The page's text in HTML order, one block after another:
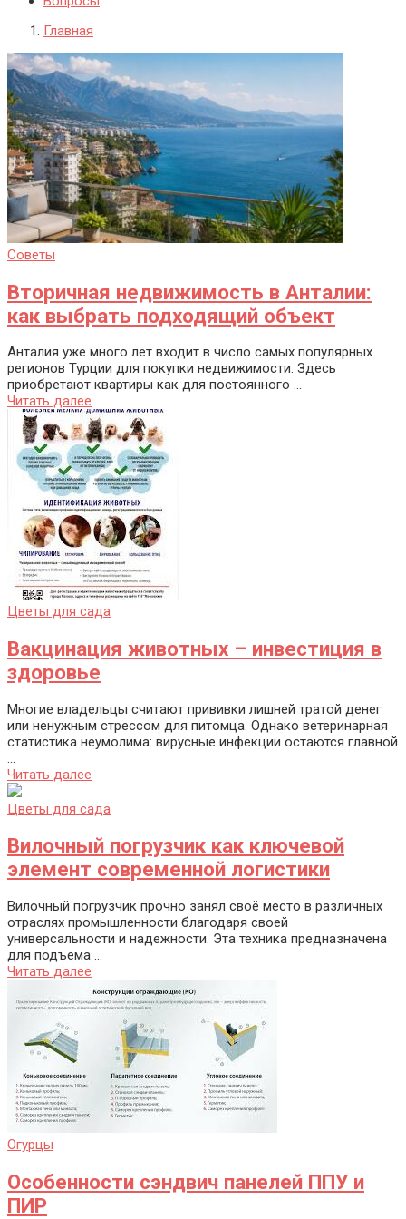
Главная
Советы
Вторичная недвижимость в Анталии:
как выбрать подходящий объект
Анталия уже много лет входит в число самых популярных
регионов Турции для покупки недвижимости. Здесь
приобретают квартиры как для постоянного ...
Читать далее
Цветы для сада
Вакцинация животных – инвестиция в
здоровье
Многие владельцы считают прививки лишней тратой денег
или ненужным стрессом для питомца. Однако ветеринарная
статистика неумолима: вирусные инфекции остаются главной
...
Читать далее
Цветы для сада
Вилочный погрузчик как ключевой
элемент современной логистики
Вилочный погрузчик прочно занял своё место в различных
отраслях промышленности благодаря своей
универсальности и надежности. Эта техника предназначена
для подъема ...
Читать далее
Огурцы
Особенности сэндвич панелей ППУ и
ПИР